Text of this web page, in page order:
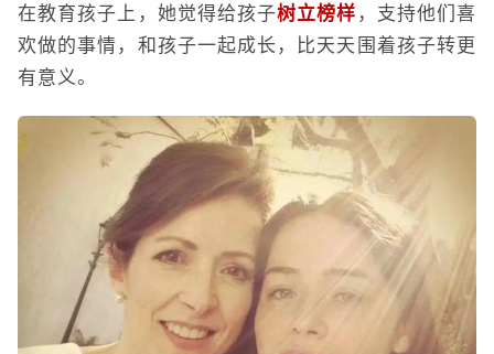
在教育孩子上，她觉得给孩子树立榜样 ，支持他们喜
欢做的事情，和孩子一起成长，比天天围着孩子转更
有意义。